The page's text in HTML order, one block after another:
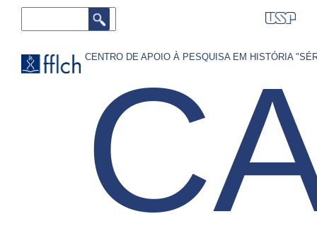
Pular
para
conteúdo
CENTRO DE APOIO À PESQUISA EM HISTÓRIA